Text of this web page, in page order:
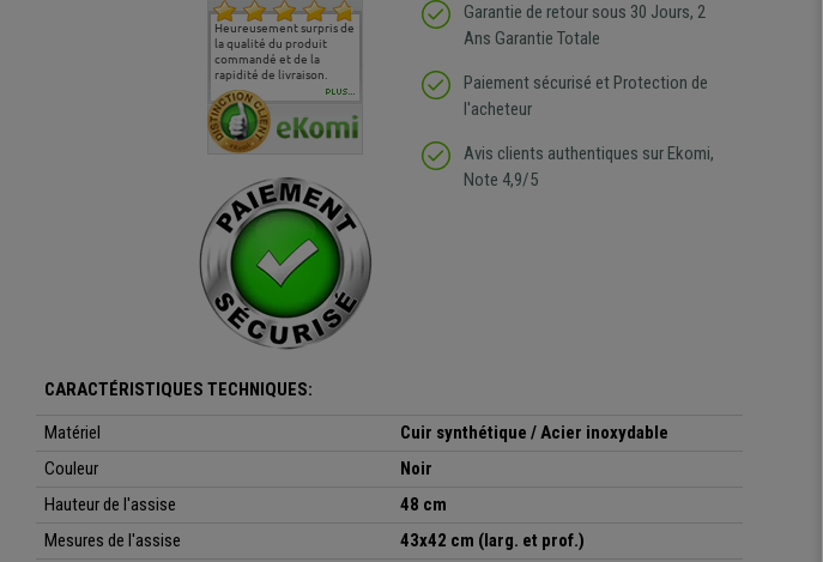
Heureusement surpris de
la qualité du produit
commandé et de la
rapidité de livraison.
Siege confortable qui
J'ai pu comparer avec des
sièges que l'on trouve
dans les grandes surfaces
de l'aménagement et ne
regrette pas mon achat.
bien qu'ayant eu un
abîmé) tout a été mis en
oeuvre pour remplacer
ce produit et ce dans les
de belle qualité
PLUS...
Garantie de retour sous 30 Jours, 2
Ans Garantie Totale
Paiement sécurisé et Protection de
l'acheteur
Avis clients authentiques sur Ekomi,
Note 4,9/5
CARACTÉRISTIQUES TECHNIQUES:
Matériel
Cuir synthétique / Acier inoxydable
Couleur
Noir
Hauteur de l'assise
48 cm
Mesures de l'assise
43x42 cm (larg. et prof.)